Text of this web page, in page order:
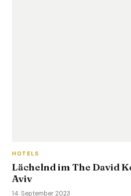
HOTELS
Lächelnd im The David
Aviv
14. September 2023